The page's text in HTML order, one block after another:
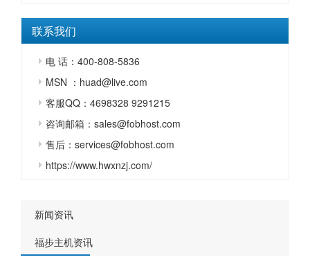
联系我们
电 话：400-808-5836
MSN ：huad@live.com
客服QQ：4698328 9291215
咨询邮箱：sales@fobhost.com
售后：services@fobhost.com
https://www.hwxnzj.com/
新闻资讯
福步主机资讯